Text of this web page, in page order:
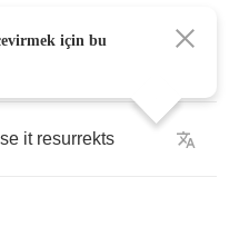
it resurrekts
için bu